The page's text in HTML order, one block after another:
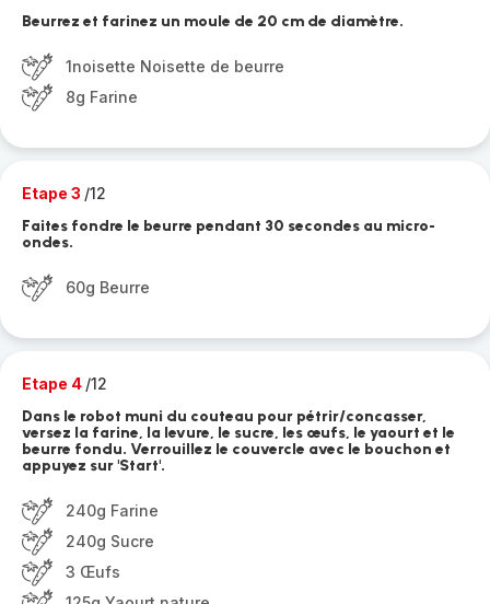
Beurrez et farinez un moule de 20 cm de diamètre.
1noisette Noisette de beurre
8g Farine
Etape 3 /12
Faites fondre le beurre pendant 30 secondes au micro-
ondes.
60g Beurre
Etape 4 /12
Dans le robot muni du couteau pour pétrir/concasser,
versez la farine, la levure, le sucre, les œufs, le yaourt et le
beurre fondu. Verrouillez le couvercle avec le bouchon et
appuyez sur 'Start'.
240g Farine
240g Sucre
3 Œufs